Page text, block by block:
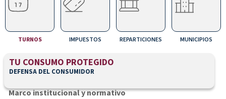
TURNOS IMPUESTOS REPARTICIONES MUNICIPIOS
TU CONSUMO PROTEGIDO
DEFENSA DEL CONSUMIDOR
Marco institucional y normativo